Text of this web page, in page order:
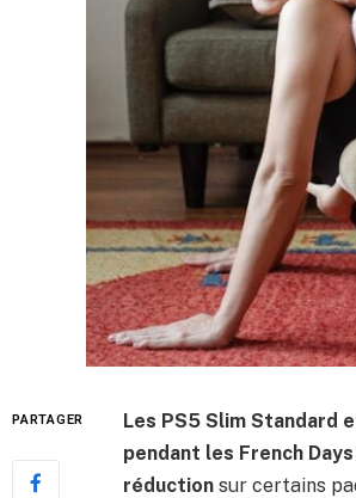
PARTAGER
Les PS5 Slim Standard
pendant les French Days
réduction sur certains